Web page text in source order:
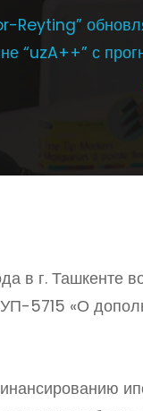
Reyting”
“uzA++” с
в г. Ташкенте
5715 «О